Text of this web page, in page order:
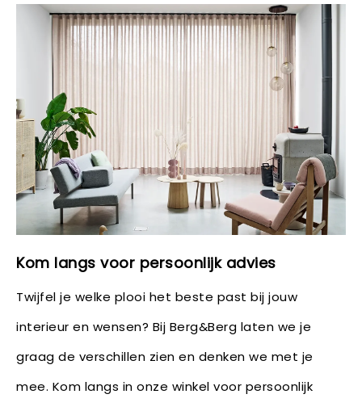
Kom langs voor persoonlijk advies
Twijfel je welke plooi het beste past bij jouw
interieur en wensen? Bij Berg&Berg laten we je
graag de verschillen zien en denken we met je
mee. Kom langs in onze winkel voor persoonlijk